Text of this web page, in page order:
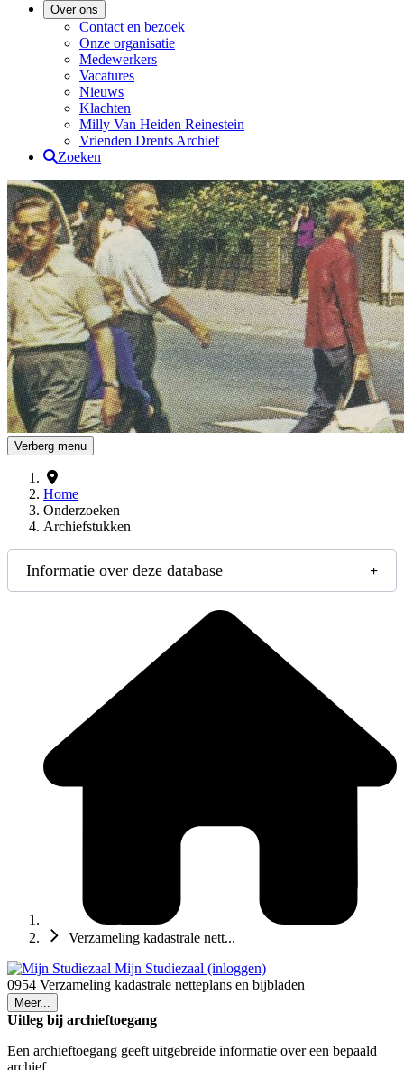
Over ons
Contact en bezoek
Onze organisatie
Medewerkers
Vacatures
Nieuws
Klachten
Milly Van Heiden Reinestein
Vrienden Drents Archief
Zoeken
Drents Archief
Verberg menu
Home
Onderzoeken
Archiefstukken
Informatie over deze database
Verzameling kadastrale nett...
Mijn Studiezaal (inloggen)
0954 Verzameling kadastrale netteplans en bijbladen
Meer...
Uitleg bij archieftoegang
Een archieftoegang geeft uitgebreide informatie over een bepaald